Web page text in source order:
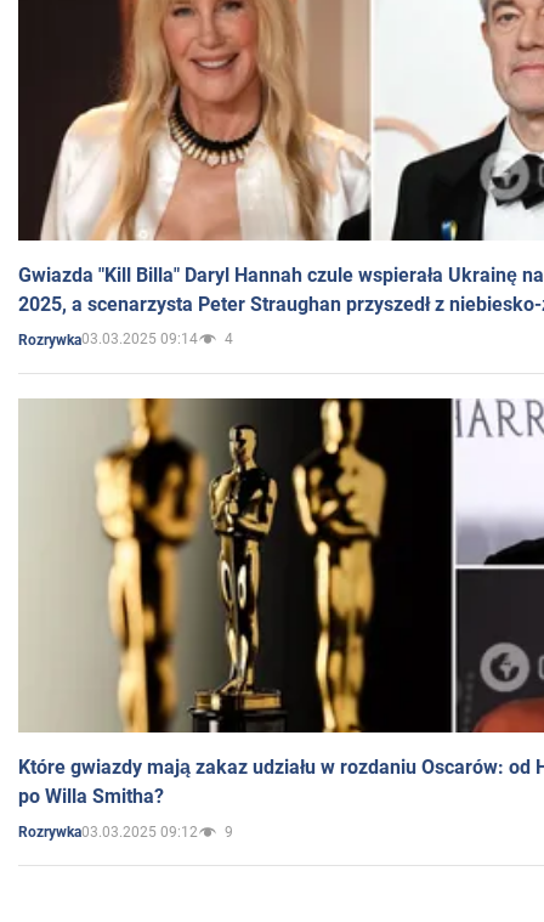
Gwiazda "Kill Billa" Daryl Hannah czule wspierała Ukrainę
2025, a scenarzysta Peter Straughan przyszedł z
Rozrywka03.03.2025 09:14 4
Które gwiazdy mają zakaz udziału w rozdaniu Oscarów: od
po Willa Smitha?
Rozrywka03.03.2025 09:12 9